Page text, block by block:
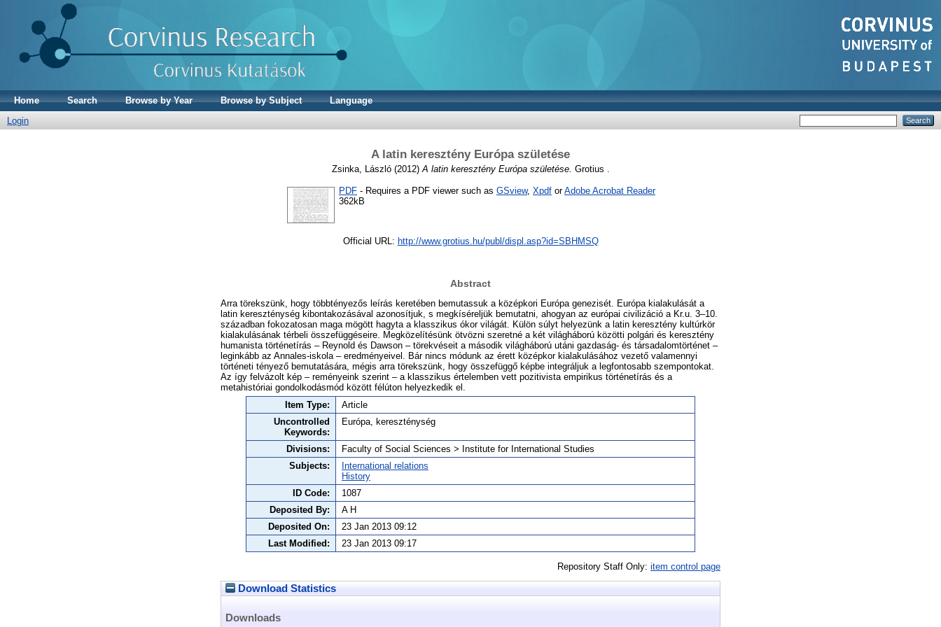
Home Search Browse by Year Browse by Subject
Language
Login
A latin keresztény Európa születése
Zsinka, László(2012) A latin keresztény Európa születése. Grotius .
PDF - Requires a PDF viewer such as GSview, Xpdf orAdobe Acrobat Reader
362kB
Official URL: http://www.grotius.hu/publ/displ.asp?id=SBHMSQ
Abstract
Arra törekszünk, hogy többtényezős leírás keretében bemutassuk a középkori Európa genezisét. Európa kialakulását a
latin kereszténység kibontakozásával azonosítjuk, s megkíséreljük bemutatni, ahogyan az európai civilizáció a Kr.u. 3–10.
században fokozatosan maga mögött hagyta a klasszikus ókor világát. Külön súlyt helyezünk a latin keresztény kultúrkör
kialakulásának térbeli összefüggéseire. Megközelítésünk ötvözni szeretné a két világháború közötti polgári és keresztény
humanista történetírás – Reynold és Dawson – törekvéseit a második világháború utáni gazdaság- és társadalomtörténet –
leginkább az Annales-iskola – eredményeivel. Bár nincs módunk az érett középkor kialakulásához vezető valamennyi
történeti tényező bemutatására, mégis arra törekszünk, hogy összefüggő képbe integráljuk a legfontosabb szempontokat.
Az így felvázolt kép – reményeink szerint – a klasszikus értelemben vett pozitivista empirikus történetírás és a
metahistóriai gondolkodásmód között félúton helyezkedik el.
Item Type:
Article
Uncontrolled
Keywords:
Európa, kereszténység
Divisions:
Faculty of Social Sciences > Institute for International Studies
Subjects:
International relations
History
ID Code:
1087
Deposited By:
A H
Deposited On:
23 Jan 2013 09:12
Last Modified:
23 Jan 2013 09:17
Repository Staff Only: item control page
Download Statistics
Downloads